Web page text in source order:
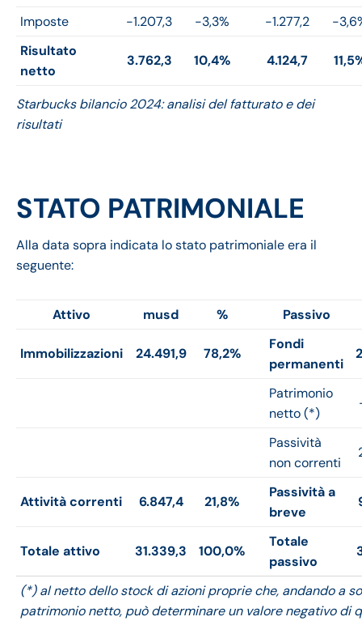
Imposte
-1.207,3 -3,3% -1.277,2
-
Risultato
netto
3.762,3 10,4% 4.124,7
Starbucks bilancio 2024: analisi del fatturato e dei
risultati
STATO PATRIMONIALE
Alla data sopra indicata lo stato patrimoniale era il
seguente:
Attivo musd % Passivo
Immobilizzazioni 24.491,9 78,2%
Fondi
permanenti
Patrimonio
netto (*)
Passività
non correnti
Attività correnti 6.847,4 21,8%
Passività a
breve
Totale attivo 31.339,3 100,0%
Totale
passivo
(*) al netto dello stock di azioni proprie che, andando a
patrimonio netto, può determinare un valore negativo di